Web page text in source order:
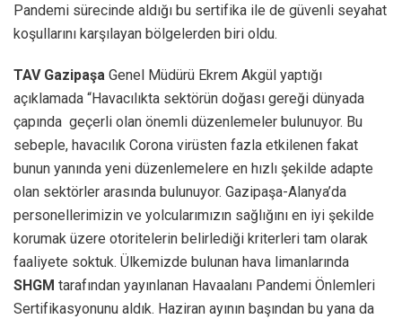
Pandemi sürecinde aldığı bu sertifika ile de güvenli seyahat
koşullarını karşılayan bölgelerden biri oldu.
TAV Gazipaşa Genel Müdürü Ekrem Akgül yaptığı
açıklamada “Havacılıkta sektörün doğası gereği dünyada
çapında geçerli olan önemli düzenlemeler bulunuyor. Bu
sebeple, havacılık Corona virüsten fazla etkilenen fakat
bunun yanında yeni düzenlemelere en hızlı şekilde adapte
olan sektörler arasında bulunuyor. Gazipaşa-Alanya’da
personellerimizin ve yolcularımızın sağlığını en iyi şekilde
korumak üzere otoritelerin belirlediği kriterleri tam olarak
faaliyete soktuk. Ülkemizde bulunan hava limanlarında
SHGM tarafından yayınlanan Havaalanı Pandemi Önlemleri
Sertifikasyonunu aldık. Haziran ayının başından bu yana da